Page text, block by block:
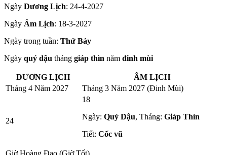
Ngày Dương Lịch: 24-4-2027
Ngày Âm Lịch: 18-3-2027
Ngày trong tuần: Thứ Bảy
Ngày quý dậu tháng giáp thìn năm đinh mùi
DƯƠNG LỊCH
ÂM LỊCH
Tháng 4 Năm 2027
Tháng 3 Năm 2027 (Đinh Mùi)
24
18
Ngày: Quý Dậu, Tháng: Giáp Thìn
Tiết: Cốc vũ
Giờ Hoàng Đạo (Giờ Tốt)